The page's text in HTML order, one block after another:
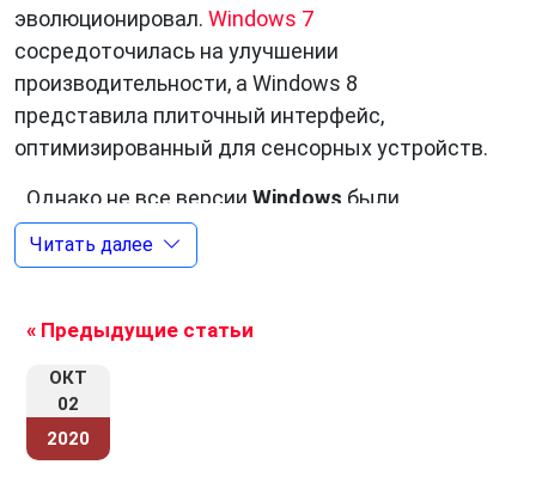
эволюционировал. Windows 7
сосредоточилась на улучшении
производительности, а Windows 8
представила плиточный интерфейс,
оптимизированный для сенсорных устройств.
Однако не все версии Windows были
одинаково успешными. Windows Vista стала
объектом критики из-за проблем
Windows 8 столкнулась с негодованием
интерфейса.
С выпуском
Читать далее
« Предыдущие статьи
ОКТ
02
2020